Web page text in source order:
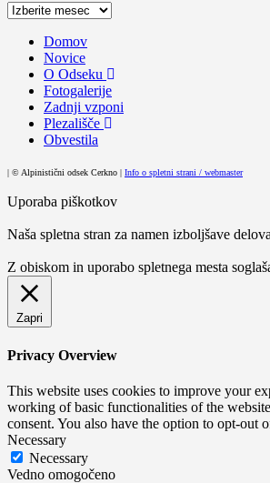
Arhiv
Domov
Novice
O Odseku
Fotogalerije
Zadnji vzponi
Plezališče
Obvestila
| © Alpinistični odsek Cerkno | Info o spletni strani / webmaster
Uporaba piškotkov
Naša spletna stran za namen izboljšave
Z obiskom in uporabo spletnega mesta
Zapri
Privacy Overview
This website uses cookies to improve your
working of basic functionalities of the
consent. You also have the option to opt-out
Necessary
Necessary
Vedno omogočeno